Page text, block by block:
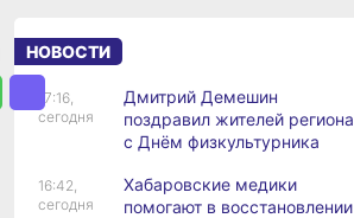
НОВОСТИ
17:16,
сегодня
Дмитрий Демешин
поздравил жителей региона
с Днём физкультурника
16:42,
сегодня
Хабаровские медики
помогают в восстановлении